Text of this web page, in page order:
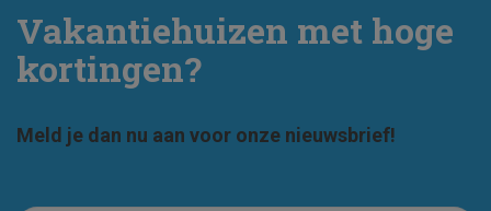
Vakantiehuizen met hoge
kortingen?
Meld je dan nu aan voor onze nieuwsbrief!